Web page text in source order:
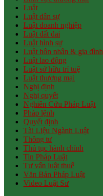
Luật
Luật dân sự
Luật doanh nghiệp
Luật đất đai
Luật hình sự
Luật hôn nhân & gia đình
Luật lao động
Luật sở hữu trí tuệ
Luật thương mại
Nghị định
Nghị quyết
Nghiên Cứu Pháp Luật
Pháp lệnh
Quyết định
Tài Liệu Ngành Luật
Thông tư
Thủ tục hành chính
Tin Pháp Luật
Tư vấn luật thuế
Văn Bản Pháp Luật
Video Luật Sư